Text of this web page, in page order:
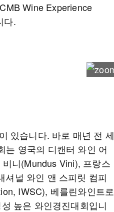
Wine Experience
다.
있습니다. 바로 매년 전 세
는 영국의 디캔터 와인 어
니(Mundus Vini), 프랑스
셔널 와인 앤 스피릿 컴피
IWSC), 베를린와인트로
높은 와인경진대회입니